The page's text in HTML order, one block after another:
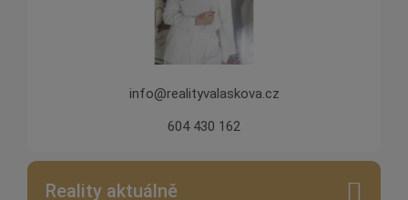
info@realityvalaskova.cz
604 430 162
Reality aktuálně